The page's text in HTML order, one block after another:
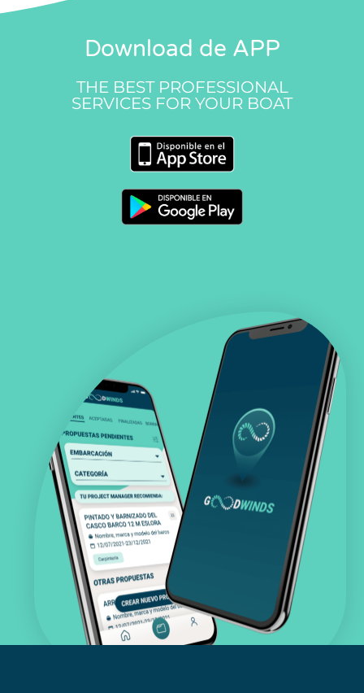
Download de APP
THE BEST PROFESSIONAL
SERVICES FOR YOUR BOAT